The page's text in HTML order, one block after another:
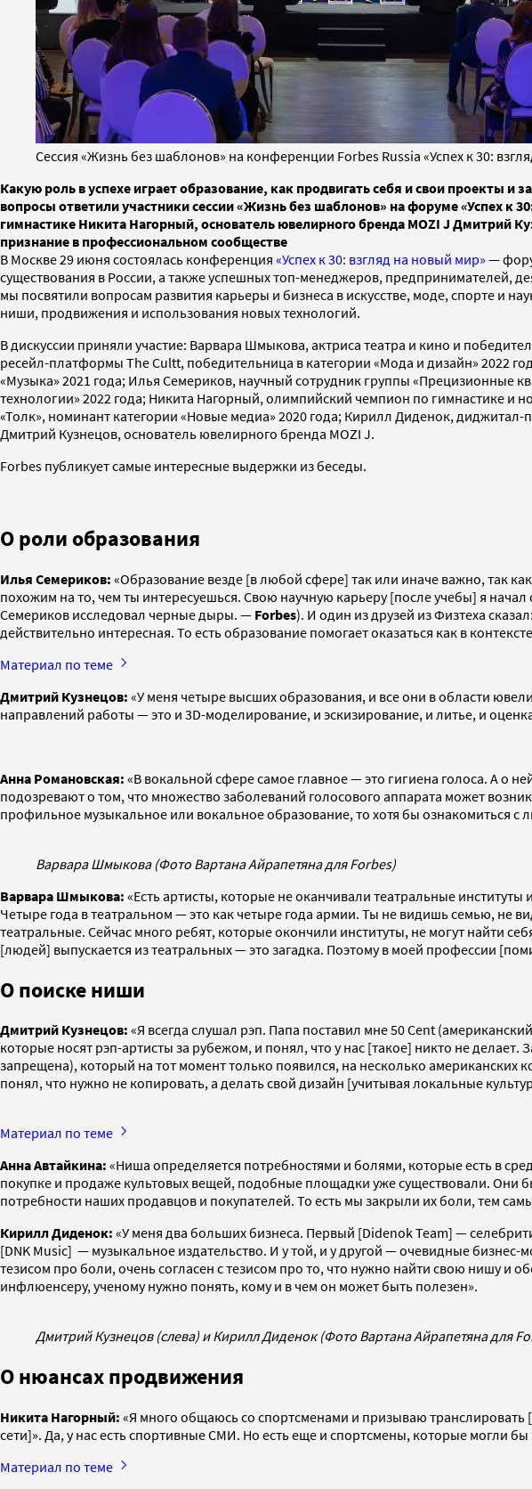
Сессия «Жизнь без шаблонов» на конференции Forbes Russia «Успех к 30:
Какую роль в успехе играет образование, как продвигать себя и свои проекты и
вопросы ответили участники сессии «Жизнь без шаблонов» на форуме «Успех к
гимнастике Никита Нагорный, основатель ювелирного бренда MOZI J Дмитрий
признание в профессиональном сообществе
В Москве 29 июня состоялась конференция «Успех к 30: взгляд на новый мир» —
существования в России, а также успешных топ-менеджеров, предпринимателей,
мы посвятили вопросам развития карьеры и бизнеса в искусстве, моде, спорте и
ниши, продвижения и использования новых технологий.
В дискуссии приняли участие: Варвара Шмыкова, актриса театра и кино и
ресейл-платформы The Cultt, победительница в категории «Мода и дизайн» 2022
«Музыка» 2021 года; Илья Семериков, научный сотрудник группы «Прецизионные
технологии» 2022 года; Никита Нагорный, олимпийский чемпион по гимнастике и
«Толк», номинант категории «Новые медиа» 2020 года; Кирилл Диденок,
Дмитрий Кузнецов, основатель ювелирного бренда MOZI J.
Forbes публикует самые интересные выдержки из беседы.
О роли образования
Илья Семериков: «Образование везде [в любой сфере] так или иначе важно, так
похожим на то, чем ты интересуешься. Свою научную карьеру [после учебы] я
Семериков исследовал черные дыры. — Forbes). И один из друзей из Физтеха
действительно интересная. То есть образование помогает оказаться как в
Материал по теме
Дмитрий Кузнецов: «У меня четыре высших образования, и все они в области
направлений работы — это и 3D-моделирование, и эскизирование, и литье, и
Анна Романовская: «В вокальной сфере самое главное — это гигиена голоса. А о
подозревают о том, что множество заболеваний голосового аппарата может
профильное музыкальное или вокальное образование, то хотя бы ознакомиться с
Варвара Шмыкова (Фото Вартана Айрапетяна для Forbes)
Варвара Шмыкова: «Есть артисты, которые не оканчивали театральные
Четыре года в театральном — это как четыре года армии. Ты не видишь семью, не
театральные. Сейчас много ребят, которые окончили институты, не могут найти
[людей] выпускается из театральных — это загадка. Поэтому в моей профессии
О поиске ниши
Дмитрий Кузнецов: «Я всегда слушал рэп. Папа поставил мне 50 Cent
которые носят рэп-артисты за рубежом, и понял, что у нас [такое] никто не
запрещена), который на тот момент только появился, на несколько
понял, что нужно не копировать, а делать свой дизайн [учитывая локальные
Материал по теме
Анна Автайкина: «Ниша определяется потребностями и болями, которые есть в
покупке и продаже культовых вещей, подобные площадки уже существовали.
потребности наших продавцов и покупателей. То есть мы закрыли их боли, тем
Кирилл Диденок: «У меня два больших бизнеса. Первый [Didenok Team] —
[DNK Music] — музыкальное издательство. И у той, и у другой — очевидные
тезисом про боли, очень согласен с тезисом про то, что нужно найти свою нишу и
инфлюенсеру, ученому нужно понять, кому и в чем он может быть полезен».
Дмитрий Кузнецов (слева) и Кирилл Диденок (Фото Вартана Айрапетяна для
О нюансах продвижения
Никита Нагорный: «Я много общаюсь со спортсменами и призываю
сети]». Да, у нас есть спортивные СМИ. Но есть еще и спортсмены, которые могли
Материал по теме